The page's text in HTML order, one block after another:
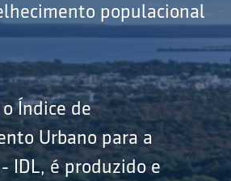
populacional
Índice de
Urbano para a
IDL, é produzido e